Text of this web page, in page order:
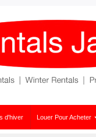
d'hiver Louer Pour Acheter